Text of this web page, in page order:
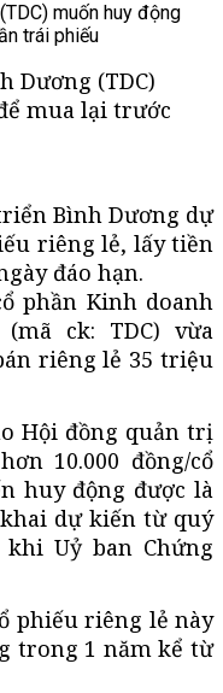
muốn huy động
trái phiếu
Dương (TDC)
mua lại trước
Bình Dương dự
riêng lẻ, lấy tiền
đáo hạn.
phần Kinh doanh
ck: TDC) vừa
riêng lẻ 35 triệu
Hội đồng quản trị
10.000 đồng/cổ
huy động được là
dự kiến từ quý
khi Uỷ ban Chứng
phiếu riêng lẻ này
trong 1 năm kể từ